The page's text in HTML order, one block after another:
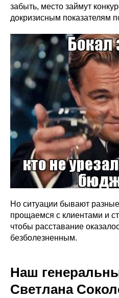
забыть, место займут
докризисным показателям
Но ситуации бывают
прощаемся с клиентами и
чтобы расставание
безболезненным.
Наш
Светлана